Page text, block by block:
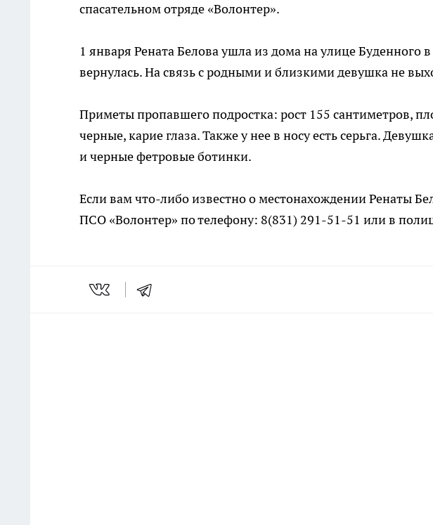
спасательном отряде «Волонтер».
1 января Рената Белова ушла из дома на улице Буденного
вернулась. На связь с родными и близкими девушка не
Приметы пропавшего подростка: рост 155 сантиметров,
черные, карие глаза. Также у нее в носу есть серьга.
и черные фетровые ботинки.
Если вам что-либо известно о местонахождении Ренаты
ПСО «Волонтер» по телефону: 8(831) 291-51-51 или в